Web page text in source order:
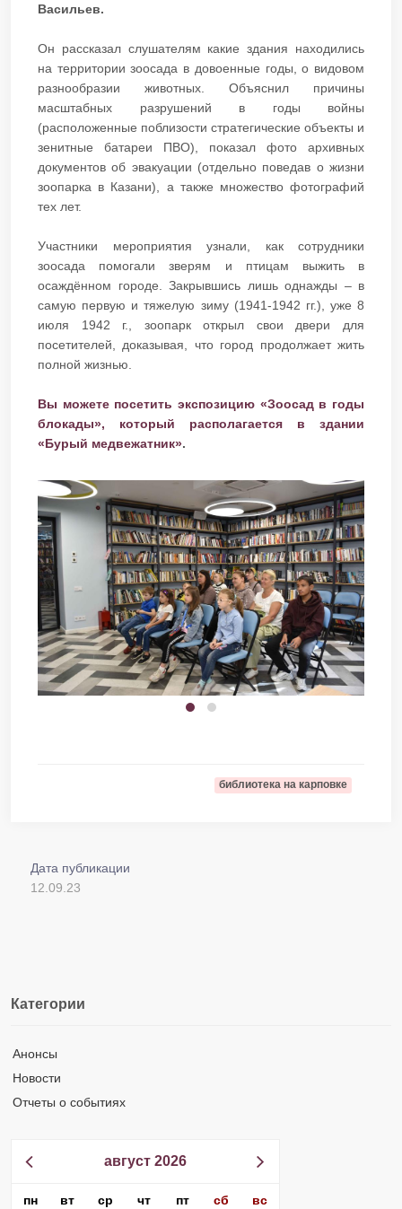
Васильев.
Он рассказал слушателям какие здания находились
на территории зоосада в довоенные годы, о видовом
разнообразии животных. Объяснил причины
масштабных разрушений в годы войны
(расположенные поблизости стратегические объекты и
зенитные батареи ПВО), показал фото архивных
документов об эвакуации (отдельно поведав о жизни
зоопарка в Казани), а также множество фотографий
тех лет.
Участники мероприятия узнали, как сотрудники
зоосада помогали зверям и птицам выжить в
осаждённом городе. Закрывшись лишь однажды – в
самую первую и тяжелую зиму (1941-1942 гг.), уже 8
июля 1942 г., зоопарк открыл свои двери для
посетителей, доказывая, что город продолжает жить
полной жизнью.
Вы можете посетить экспозицию «Зоосад в годы
блокады», который располагается в здании
«Бурый медвежатник».
библиотека на карповке
Дата публикации
12.09.23
Категории
Анонсы
Новости
Отчеты о событиях
август 2026
пн вт ср чт пт сб вс